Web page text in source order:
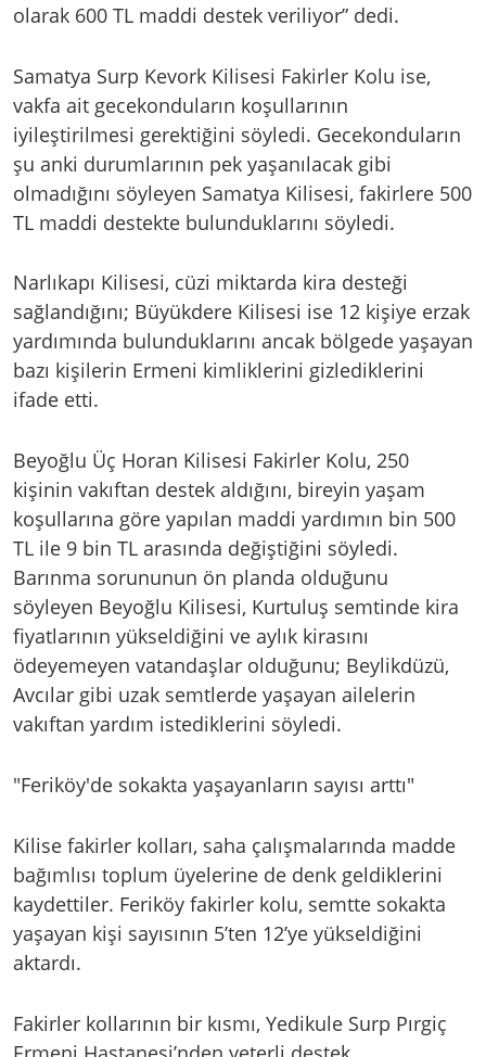
olarak 600 TL maddi destek veriliyor” dedi.
Samatya Surp Kevork Kilisesi Fakirler Kolu ise,
vakfa ait gecekonduların koşullarının
iyileştirilmesi gerektiğini söyledi. Gecekonduların
şu anki durumlarının pek yaşanılacak gibi
olmadığını söyleyen Samatya Kilisesi, fakirlere 500
TL maddi destekte bulunduklarını söyledi.
Narlıkapı Kilisesi, cüzi miktarda kira desteği
sağlandığını; Büyükdere Kilisesi ise 12 kişiye erzak
yardımında bulunduklarını ancak bölgede yaşayan
bazı kişilerin Ermeni kimliklerini gizlediklerini
ifade etti.
Beyoğlu Üç Horan Kilisesi Fakirler Kolu, 250
kişinin vakıftan destek aldığını, bireyin yaşam
koşullarına göre yapılan maddi yardımın bin 500
TL ile 9 bin TL arasında değiştiğini söyledi.
Barınma sorununun ön planda olduğunu
söyleyen Beyoğlu Kilisesi, Kurtuluş semtinde kira
fiyatlarının yükseldiğini ve aylık kirasını
ödeyemeyen vatandaşlar olduğunu; Beylikdüzü,
Avcılar gibi uzak semtlerde yaşayan ailelerin
vakıftan yardım istediklerini söyledi.
"Feriköy'de sokakta yaşayanların sayısı arttı"
Kilise fakirler kolları, saha çalışmalarında madde
bağımlısı toplum üyelerine de denk geldiklerini
kaydettiler. Feriköy fakirler kolu, semtte sokakta
yaşayan kişi sayısının 5’ten 12’ye yükseldiğini
aktardı.
Fakirler kollarının bir kısmı, Yedikule Surp Pırgiç